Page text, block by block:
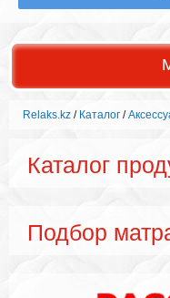
Relaks.kz / Каталог /
Каталог
Подбор